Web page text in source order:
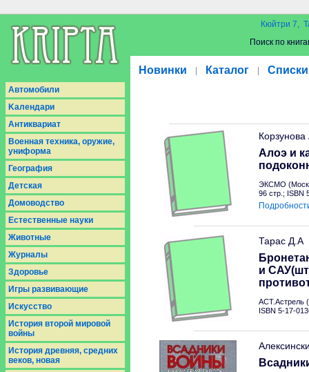
Кюйтри 7,
Поиск по
Новинки Каталог Списки
Aвтомобили
Kалендари
Антиквариат
Военная техника, оружие,
униформа
География
Детская
Домоводство
Естественные науки
Животные
Журналы
Здоровье
Игры развивающие
Искусство
История второй мировой
войны
История древняя, средних
веков, новая
Алоэ и
ЭКСМО
96 стр.; ISBN
Тарас Д.А
и
АСТ.Астрель
ISBN 5-17-